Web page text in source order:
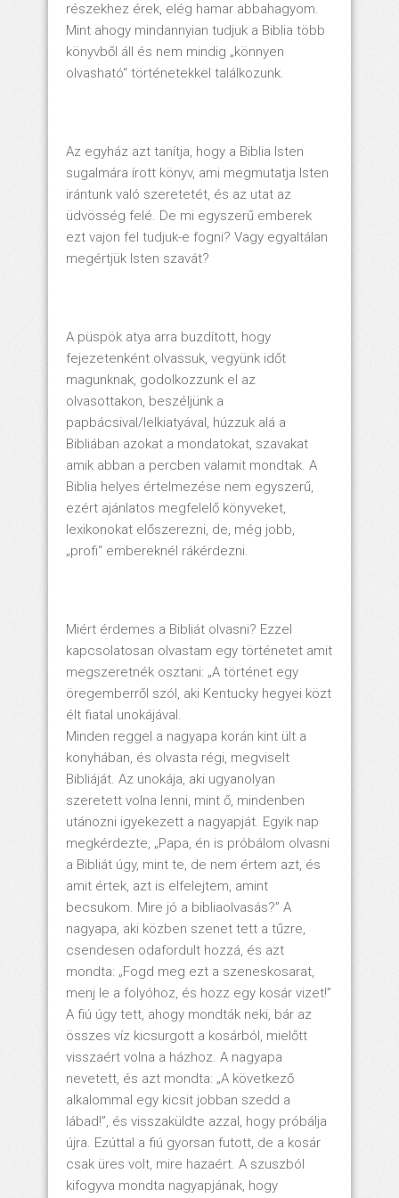
részekhez érek, elég hamar abbahagyom.
Mint ahogy mindannyian tudjuk a Biblia több
könyvből áll és nem mindig „könnyen
olvasható“ történetekkel találkozunk.
Az egyház azt tanítja, hogy a Biblia Isten
sugalmára írott könyv, ami megmutatja Isten
irántunk való szeretetét, és az utat az
üdvösség felé. De mi egyszerű emberek
ezt vajon fel tudjuk-e fogni? Vagy egyaltálan
megértjük Isten szavát?
A püspök atya arra buzdított, hogy
fejezetenként olvassuk, vegyünk időt
magunknak, godolkozzunk el az
olvasottakon, beszéljünk a
papbácsival/lelkiatyával, húzzuk alá a
Bibliában azokat a mondatokat, szavakat
amik abban a percben valamit mondtak. A
Biblia helyes értelmezése nem egyszerű,
ezért ajánlatos megfelelő könyveket,
lexikonokat előszerezni, de, még jobb,
„profi“ embereknél rákérdezni.
Miért érdemes a Bibliát olvasni? Ezzel
kapcsolatosan olvastam egy történetet amit
megszeretnék osztani: „A történet egy
öregemberről szól, aki Kentucky hegyei közt
élt fiatal unokájával.
Minden reggel a nagyapa korán kint ült a
konyhában, és olvasta régi, megviselt
Bibliáját. Az unokája, aki ugyanolyan
szeretett volna lenni, mint ő, mindenben
utánozni igyekezett a nagyapját. Egyik nap
megkérdezte, „Papa, én is próbálom olvasni
a Bibliát úgy, mint te, de nem értem azt, és
amit értek, azt is elfelejtem, amint
becsukom. Mire jó a bibliaolvasás?” A
nagyapa, aki közben szenet tett a tűzre,
csendesen odafordult hozzá, és azt
mondta: „Fogd meg ezt a szeneskosarat,
menj le a folyóhoz, és hozz egy kosár vizet!”
A fiú úgy tett, ahogy mondták neki, bár az
összes víz kicsurgott a kosárból, mielőtt
visszaért volna a házhoz. A nagyapa
nevetett, és azt mondta: „A következő
alkalommal egy kicsit jobban szedd a
lábad!”, és visszaküldte azzal, hogy próbálja
újra. Ezúttal a fiú gyorsan futott, de a kosár
csak üres volt, mire hazaért. A szuszból
kifogyva mondta nagyapjának, hogy